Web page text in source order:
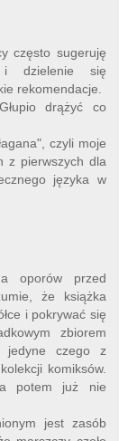
często sugeruję
i dzielenie się
rekomendacje.
drążyć co
czyli moje
z pierwszych dla
języka w
oporów przed
że książka
i pokrywać się
zbiorem
jedyne czego z
komiksów.
a potem już nie
jest zasób